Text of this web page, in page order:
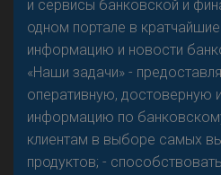
и сервисы банковской и
одном портале в
информацию и новости
«Наши задачи» -
оперативную, достоверную
информацию по
клиентам в выборе самых
продуктов; -